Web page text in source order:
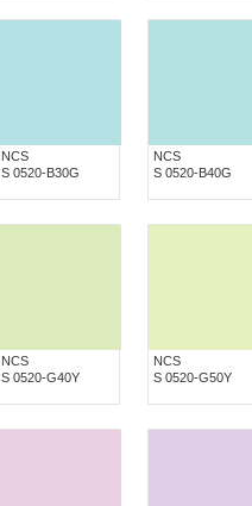
NCS
S 0520-B30G
NCS
S 0520-B40G
NCS
S 0520-G40Y
NCS
S 0520-G50Y